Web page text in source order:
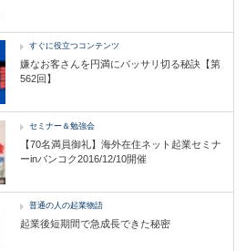
すぐに役立つコンテンツ
嫌なお客さんを円満にバッサリ切る秘訣【第
562回】
セミナー＆勉強会
【70名満員御礼】海外在住ネット起業セミナ
ーinバンコク2016/12/10開催
普通の人の起業物語
起業後短期間で急成長できた秘密